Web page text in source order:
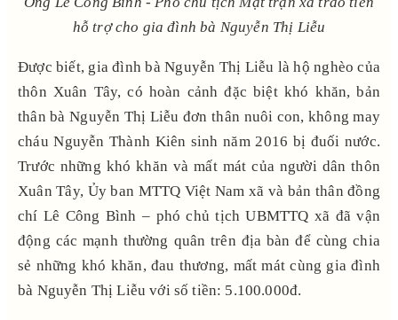
hỗ trợ cho gia đình bà Nguyễn Thị Liễu
Được biết, gia đình bà Nguyễn Thị Liễu là hộ nghèo của
thôn Xuân Tây, có hoàn cảnh đặc biệt khó khăn, bản
thân bà Nguyễn Thị Liễu đơn thân nuôi con, không may
cháu Nguyễn Thành Kiên sinh năm 2016 bị đuối nước.
Trước những khó khăn và mất mát của người dân thôn
Xuân Tây, Ủy ban MTTQ Việt Nam xã và bản thân đồng
chí Lê Công Bình – phó chủ tịch UBMTTQ xã đã vận
động các mạnh thường quân trên địa bàn để cùng chia
sẻ những khó khăn, đau thương, mất mát cùng gia đình
bà Nguyễn Thị Liễu với số tiền: 5.100.000đ.